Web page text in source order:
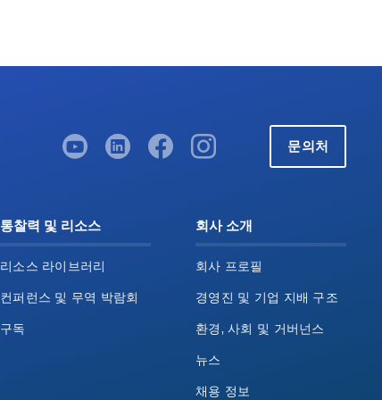
문의처
통찰력 및 리소스
리소스 라이브러리
컨퍼런스 및 무역 박람회
구독
회사 소개
회사 프로필
경영진 및 기업 지배 구조
환경, 사회 및 거버넌스
뉴스
채용 정보